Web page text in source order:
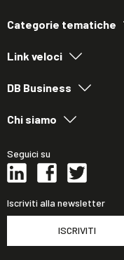
Categorie tematiche
Link veloci
DB Business
Chi siamo
Seguici su
Iscriviti alla newsletter
ISCRIVITI